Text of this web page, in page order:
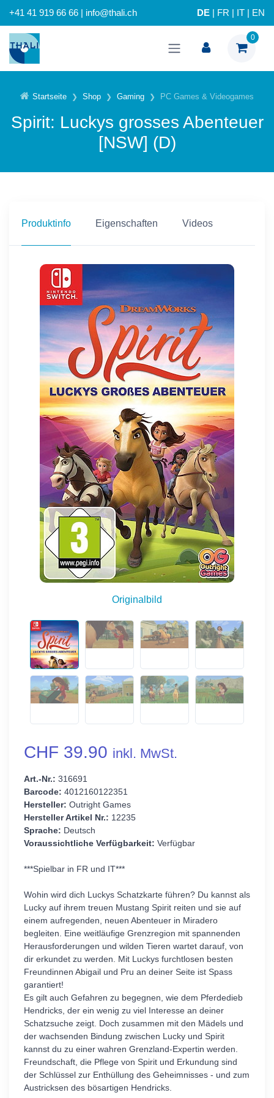
+41 41 919 66 66 | info@thali.ch DE FR IT EN
0
Startseite Shop Gaming PC Games & Videogames
Spirit: Luckys grosses Abenteuer
[NSW] (D)
Produktinfo Eigenschaften Videos
Originalbild
CHF 39.90 inkl. MwSt.
Art.-Nr.: 316691
Barcode: 4012160122351
Hersteller: Outright Games
Hersteller Artikel Nr.: 12235
Sprache: Deutsch
Voraussichtliche Verfügbarkeit: Verfügbar
***Spielbar in FR und IT***
Wohin wird dich Luckys Schatzkarte führen? Du kannst als
Lucky auf ihrem treuen Mustang Spirit reiten und sie auf
einem aufregenden, neuen Abenteuer in Miradero
begleiten. Eine weitläufige Grenzregion mit spannenden
Herausforderungen und wilden Tieren wartet darauf, von
dir erkundet zu werden. Mit Luckys furchtlosen besten
Freundinnen Abigail und Pru an deiner Seite ist Spass
garantiert!
Es gilt auch Gefahren zu begegnen, wie dem Pferdedieb
Hendricks, der ein wenig zu viel Interesse an deiner
Schatzsuche zeigt. Doch zusammen mit den Mädels und
der wachsenden Bindung zwischen Lucky und Spirit
kannst du zu einer wahren Grenzland-Expertin werden.
Freundschaft, die Pflege von Spirit und Erkundung sind
der Schlüssel zur Enthüllung des Geheimnisses - und zum
Austricksen des bösartigen Hendricks.